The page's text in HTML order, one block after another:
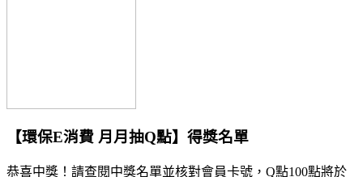
【環保E消費 月月抽Q點】得獎名單
恭喜中獎！請查閱中獎名單並核對會員卡號，Q點100點將於